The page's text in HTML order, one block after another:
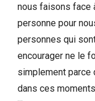
nous faisons face
personne pour
personnes qui
encourager ne le
simplement parce
dans ces